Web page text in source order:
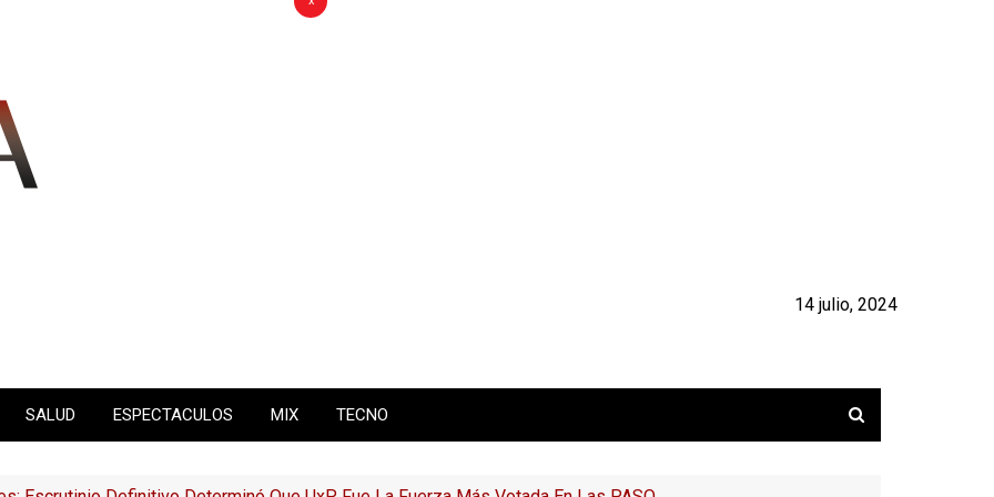
14 julio, 2024
SALUD ESPECTACULOS MIX TECNO